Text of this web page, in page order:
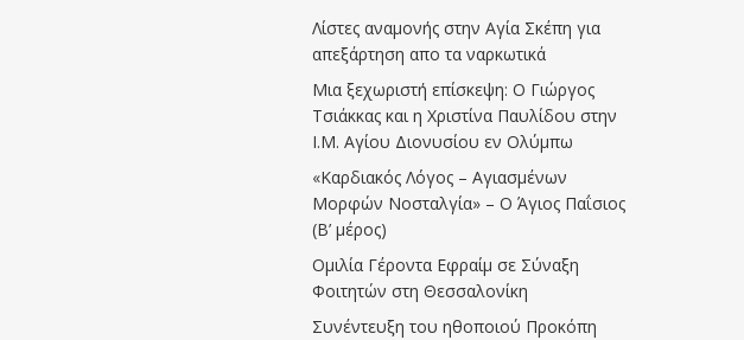
Λίστες αναμονής στην Αγία Σκέπη για
απεξάρτηση απο τα ναρκωτικά
Μια ξεχωριστή επίσκεψη: Ο Γιώργος
Τσιάκκας και η Χριστίνα Παυλίδου στην
Ι.Μ. Αγίου Διονυσίου εν Ολύμπω
«Καρδιακός Λόγος – Αγιασμένων
Μορφών Νοσταλγία» – Ο Άγιος Παΐσιος
(Β’ μέρος)
Ομιλία Γέροντα Εφραίμ σε Σύναξη
Φοιτητών στη Θεσσαλονίκη
Συνέντευξη του ηθοποιού Προκόπη